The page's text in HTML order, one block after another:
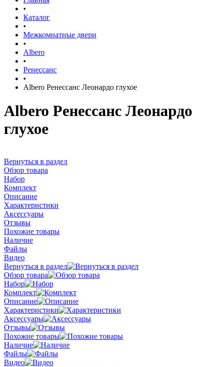
•
Каталог
•
Межкомнатные двери
•
Albero
•
Ренессанс
•
Albero Ренессанс Леонардо глухое
Albero Ренессанс Леонардо
глухое
Вернуться в раздел
Обзор товара
Набор
Комплект
Описание
Характеристики
Аксессуары
Отзывы
Похожие товары
Наличие
Файлы
Видео
Вернуться в раздел
Обзор товара
Набор
Комплект
Описание
Характеристики
Аксессуары
Отзывы
Похожие товары
Наличие
Файлы
Видео